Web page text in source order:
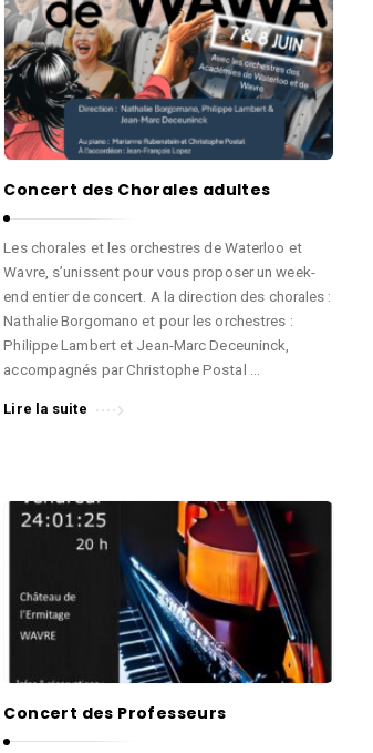
Concert des Chorales adultes
Les chorales et les orchestres de Waterloo et
Wavre, s’unissent pour vous proposer un week-
end entier de concert. A la direction des chorales :
Nathalie Borgomano et pour les orchestres :
Philippe Lambert et Jean-Marc Deceuninck,
accompagnés par Christophe Postal …
Lire la suite
Concert des Professeurs